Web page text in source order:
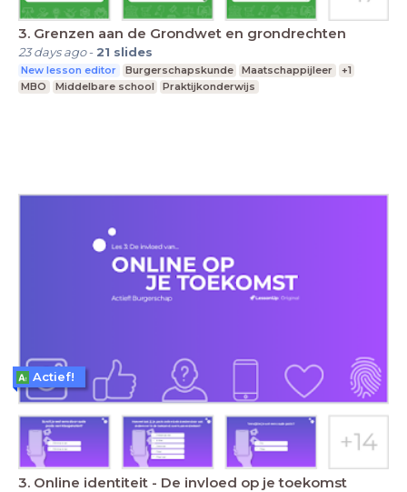
3. Grenzen aan de Grondwet en grondrechten
23 days ago- 21 slides
New lesson editor Burgerschapskunde Maatschappijleer
+1
MBO
Middelbare school Praktijkonderwijs
3. Online identiteit - De invloed op je toekomst
Actief!